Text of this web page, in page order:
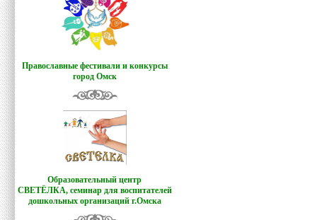
Православные фестивали и конкурсы
город Омск
Образовательный центр
СВЕТЁЛКА, семинар для воспитателей
дошкольных организаций г.Омска